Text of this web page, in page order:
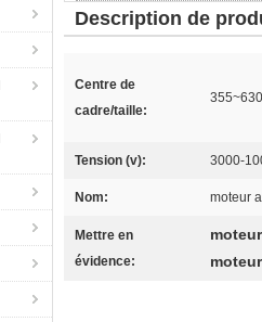
Description de
Centre de
cadre/taille:
355~630
Tension (v): 3000-
Nom: moteur
Mettre en
évidence: